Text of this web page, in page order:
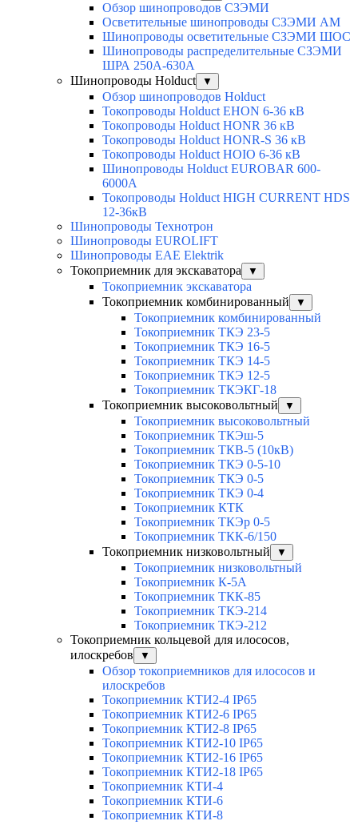
Обзор шинопроводов СЗЭМИ
Осветительные шинопроводы СЗЭМИ АМ
Шинопроводы осветительные СЗЭМИ ШОС
Шинопроводы распределительные СЗЭМИ
ШРА 250А-630А
Шинопроводы Holduct
▼
Обзор шинопроводов Holduct
Токопроводы Holduct EHON 6-36 кВ
Токопроводы Holduct HONR 36 кВ
Токопроводы Holduct HONR-S 36 кВ
Токопроводы Holduct HOIO 6-36 кВ
Шинопроводы Holduct EUROBAR 600-
6000А
Токопроводы Holduct HIGH CURRENT HDS
12-36кВ
Шинопроводы Технотрон
Шинопроводы EUROLIFT
Шинопроводы EAE Elektrik
Токоприемник для экскаватора
▼
Токоприемник экскаватора
Токоприемник комбинированный
▼
Токоприемник комбинированный
Токоприемник ТКЭ 23-5
Токоприемник ТКЭ 16-5
Токоприемник ТКЭ 14-5
Токоприемник ТКЭ 12-5
Токоприемник ТКЭКГ-18
Токоприемник высоковольтный
▼
Токоприемник высоковольтный
Токоприемник ТКЭш-5
Токоприемник ТКВ-5 (10кВ)
Токоприемник ТКЭ 0-5-10
Токоприемник ТКЭ 0-5
Токоприемник ТКЭ 0-4
Токоприемник КТК
Токоприемник ТКЭр 0-5
Токоприемник ТКК-6/150
Токоприемник низковольтный
▼
Токоприемник низковольтный
Токоприемник К-5А
Токоприемник ТКК-85
Токоприемник ТКЭ-214
Токоприемник ТКЭ-212
Токоприемник кольцевой для илососов,
илоскребов
▼
Обзор токоприемников для илососов и
илоскребов
Токоприемник КТИ2-4 IP65
Токоприемник КТИ2-6 IP65
Токоприемник КТИ2-8 IP65
Токоприемник КТИ2-10 IP65
Токоприемник КТИ2-16 IP65
Токоприемник КТИ2-18 IP65
Токоприемник КТИ-4
Токоприемник КТИ-6
Токоприемник КТИ-8